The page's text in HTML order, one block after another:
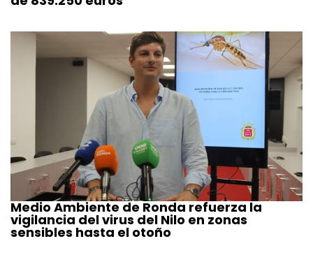
Medio Ambiente de Ronda refuerza la
vigilancia del virus del Nilo en zonas
sensibles hasta el otoño